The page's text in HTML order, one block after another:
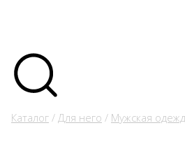
Каталог / Для него / Мужская